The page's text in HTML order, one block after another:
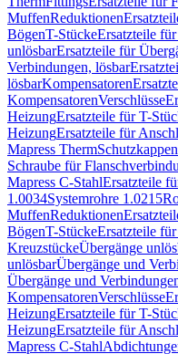
MuffenReduktionen
BögenT-StückeErsatzteile
unlösbarErsatzteile für
Verbindungen, lösbar
lösbarKompensatoren
KompensatorenVerschlüsse
HeizungErsatzteile für T-
HeizungErsatzteile für
Mapress Therm
Schraube für
Mapress C-StahlErsatzteile
1.0034Systemrohre 1.0215
MuffenReduktionen
BögenT-StückeErsatzteile
KreuzstückeÜbergänge
unlösbarÜbergänge und
Übergänge und
KompensatorenVerschlüsse
HeizungErsatzteile für T-
HeizungErsatzteile für
Mapress C-Stahl